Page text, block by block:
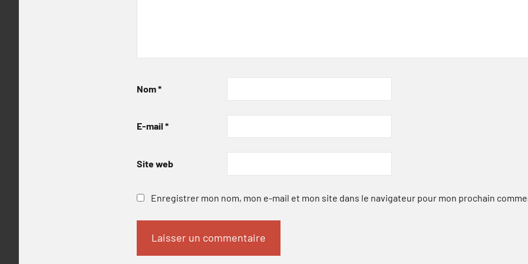
Nom*
E-mail *
Site web
Enregistrer mon nom, mon e-mail et mon site dans le navigateur pour mon prochain